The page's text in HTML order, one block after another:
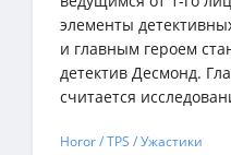
элементы
и главным героем
детектив Десмонд.
считается
Horor / TPS / Ужастики